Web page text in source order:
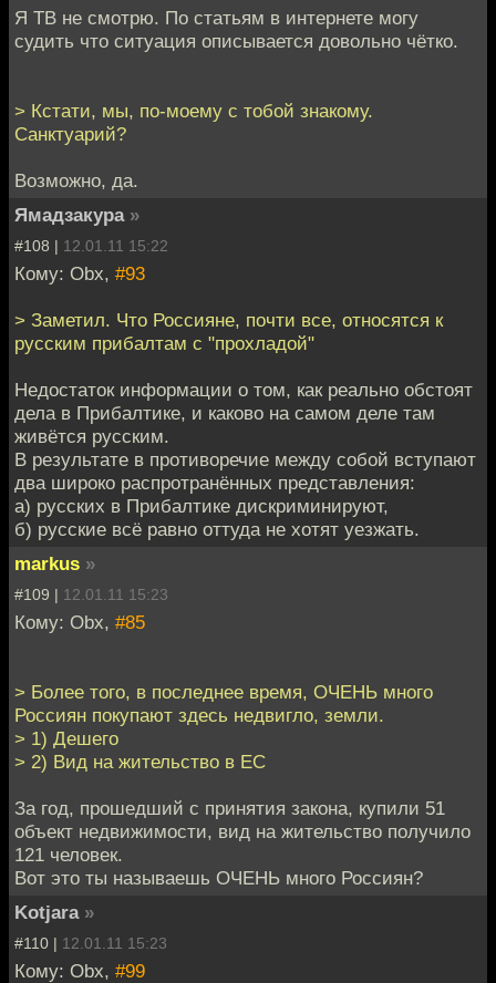
Я ТВ не смотрю. По статьям в интернете могу
судить что ситуация описывается довольно чётко.
> Кстати, мы, по-моему с тобой знакому.
Санктуарий?
Возможно, да.
Ямадзакура »
#108 | 12.01.11 15:22
Кому: Obx, #93
> Заметил. Что Россияне, почти все, относятся к
русским прибалтам с "прохладой"
Недостаток информации о том, как реально обстоят
дела в Прибалтике, и каково на самом деле там
живётся русским.
В результате в противоречие между собой вступают
два широко распротранённых представления:
а) русских в Прибалтике дискриминируют,
б) русские всё равно оттуда не хотят уезжать.
markus »
#109 | 12.01.11 15:23
Кому: Obx, #85
> Более того, в последнее время, ОЧЕНЬ много
Россиян покупают здесь недвигло, земли.
> 1) Дешего
> 2) Вид на жительство в ЕС
За год, прошедший с принятия закона, купили 51
объект недвижимости, вид на жительство получило
121 человек.
Вот это ты называешь ОЧЕНЬ много Россиян?
Kotjara »
#110 | 12.01.11 15:23
Кому: Obx, #99